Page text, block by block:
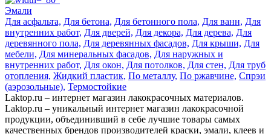
Эмали
Для асфальта, Для бетона, Для бетонного пола, Для ванн, Для
внутренних работ, Для дверей, Для декора, Для дерева, Для
деревянного пола, Для деревянных фасадов, Для крыши, Для
мебели, Для минеральных фасадов, Для наружных и
внутренних работ, Для окон, Для потолков, Для стен, Для труб
отопления, Жидкий пластик, По металлу, По ржавчине, Спрэи
(аэрозольные), Термостойкие
Laktop.ru – интернет магазин лакокрасочных материалов.
Laktop.ru – уникальный интернет магазин лакокрасочной
продукции, объединивший в себе лучшие товары самых
качественных брендов производителей краски, эмали, клеев и